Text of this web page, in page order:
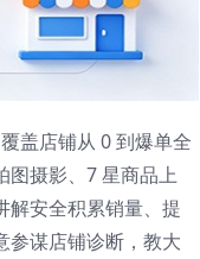
盖店铺从 0 到爆单全
图摄影、7 星商品上
解安全积累销量、提
参谋店铺诊断，教大